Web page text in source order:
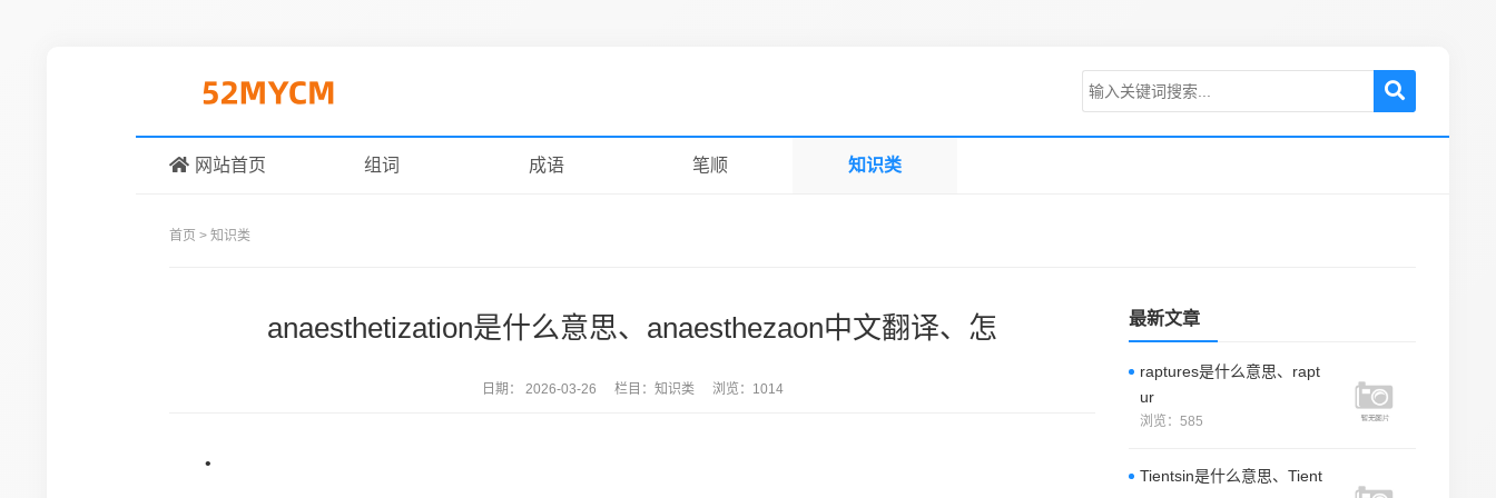
网站首页 组词 成语 笔顺 知识类
首页 > 知识类
anaesthetization是什么意思、anaesthezaon中文翻译、怎
日期： 2026-03-26 栏目： 知识类 浏览： 1014
•
最新文章
raptures是什么意思、rapt
ur
浏览：585
Tientsin是什么意思、Tient